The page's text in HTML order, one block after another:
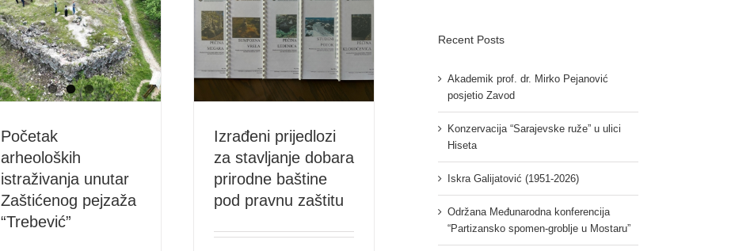
Početak
arheoloških
istraživanja unutar
Zaštićenog pejzaža
“Trebević”
Izrađeni prijedlozi
za stavljanje dobara
prirodne baštine
pod pravnu zaštitu
Recent Posts
Akademik prof. dr. Mirko Pejanović
posjetio Zavod
Konzervacija “Sarajevske ruže” u ulici
Hiseta
Iskra Galijatović (1951-2026)
Održana Međunarodna konferencija
“Partizansko spomen-groblje u Mostaru”